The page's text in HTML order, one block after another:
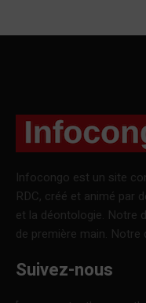
Infocongo est un site
RDC, créé et animé par
et la déontologie. Notre
de première main.
Suivez-nous